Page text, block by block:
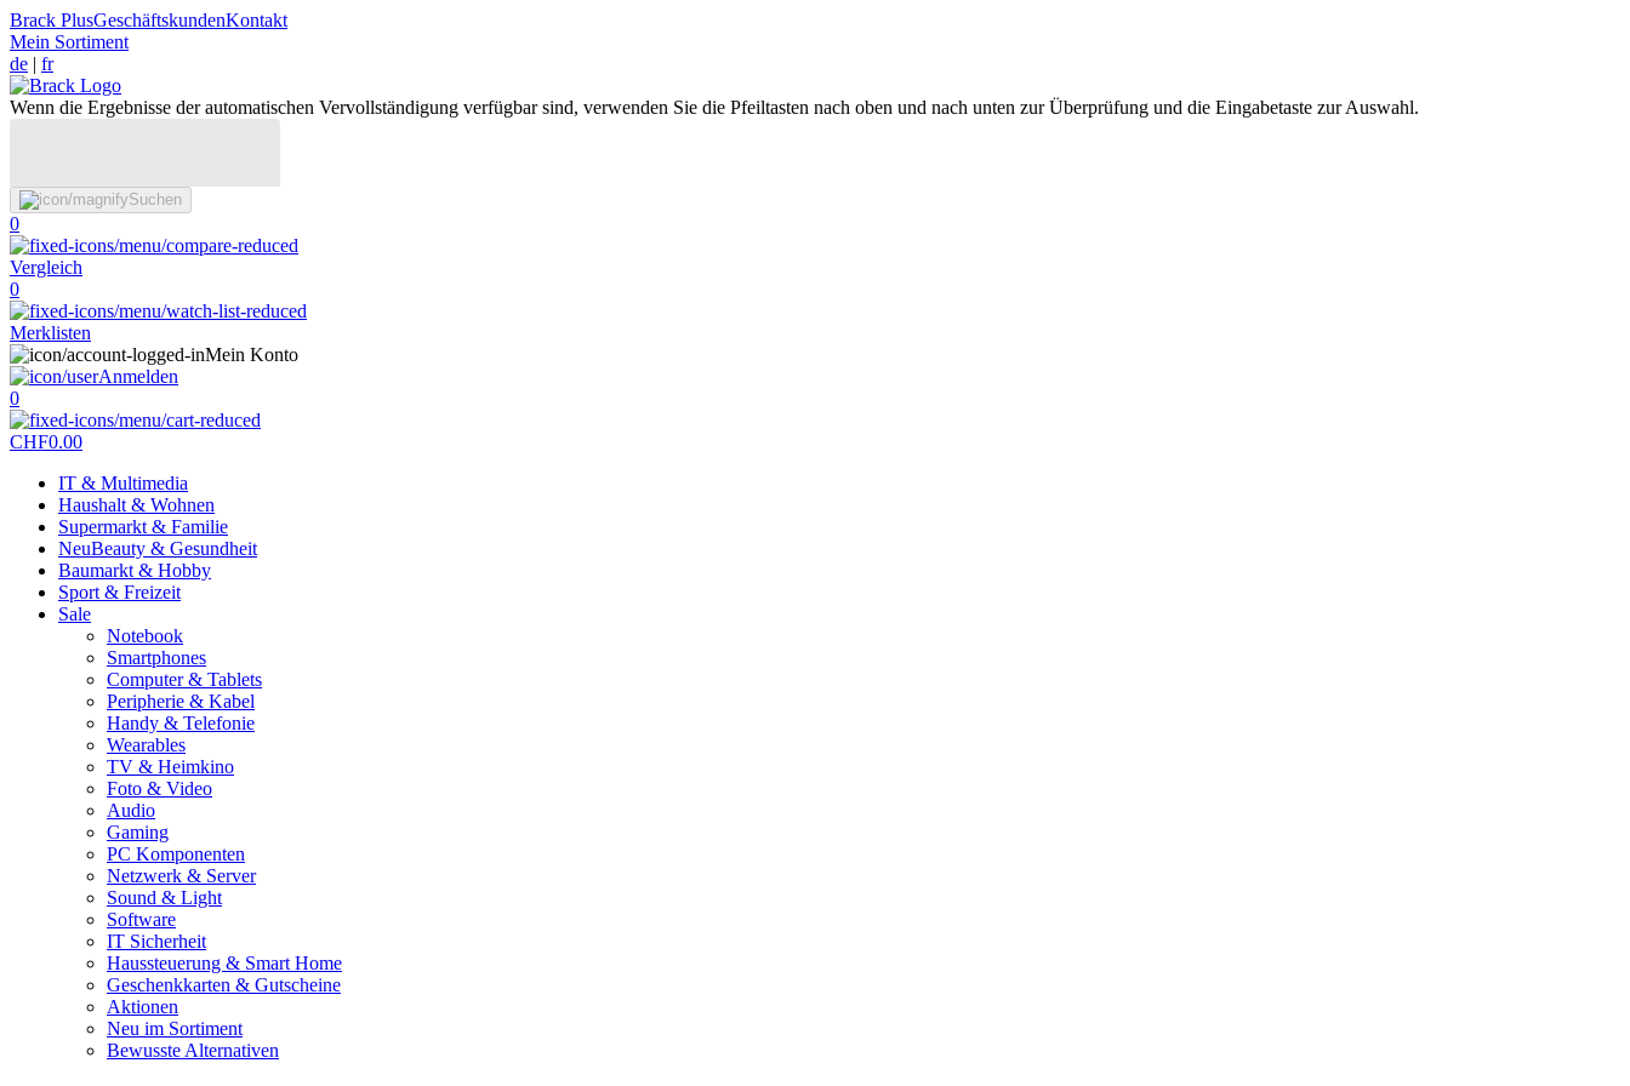
Brack PlusGeschäftskundenKontakt
Mein Sortiment
de | fr
Wenn die Ergebnisse der automatischen Vervollständigung verfügbar sind, verwenden Sie die Pfeiltasten nach oben und nach unten zur Überprüfung und die Eingabetaste zur Auswahl.
Suchen
0
Vergleich
0
Merklisten
Mein Konto
Anmelden
0
CHF0.00
IT & Multimedia
Haushalt & Wohnen
Supermarkt & Familie
NeuBeauty & Gesundheit
Baumarkt & Hobby
Sport & Freizeit
Sale
Notebook
Smartphones
Computer & Tablets
Peripherie & Kabel
Handy & Telefonie
Wearables
TV & Heimkino
Foto & Video
Audio
Gaming
PC Komponenten
Netzwerk & Server
Sound & Light
Software
IT Sicherheit
Haussteuerung & Smart Home
Geschenkkarten & Gutscheine
Aktionen
Neu im Sortiment
Bewusste Alternativen